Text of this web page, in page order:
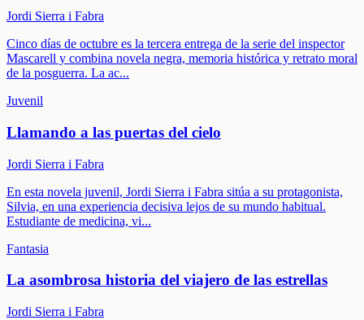
Jordi Sierra i Fabra
Cinco días de octubre es la tercera entrega de la serie del inspector
Mascarell y combina novela negra, memoria histórica y retrato moral
de la posguerra. La ac...
Juvenil
Llamando a las puertas del cielo
Jordi Sierra i Fabra
En esta novela juvenil, Jordi Sierra i Fabra sitúa a su protagonista,
Silvia, en una experiencia decisiva lejos de su mundo habitual.
Estudiante de medicina, vi...
Fantasia
La asombrosa historia del viajero de las estrellas
Jordi Sierra i Fabra